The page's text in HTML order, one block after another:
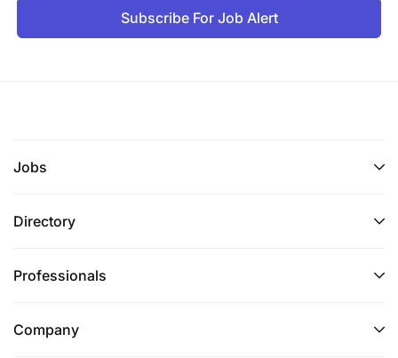
Subscribe For Job Alert
Jobs
Directory
Professionals
Company